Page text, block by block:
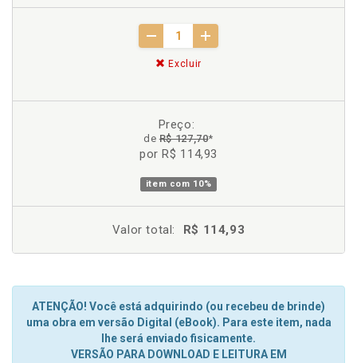
Excluir
Preço:
deR$ 127,70*
por R$ 114,93
item com 10%
Valor total: R$ 114,93
ATENÇÃO! Você está adquirindo (ou recebeu de brinde)
uma obra em versão Digital (eBook). Para este item, nada
lhe será enviado fisicamente.
VERSÃO PARA DOWNLOAD E LEITURA EM